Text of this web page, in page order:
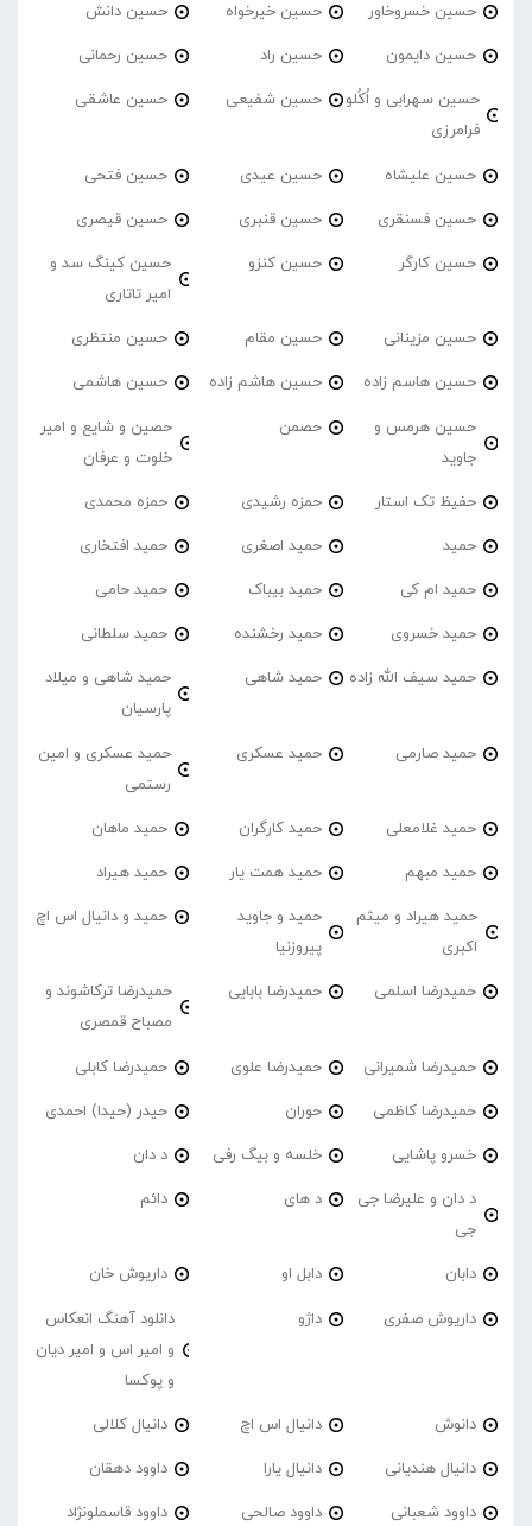
حسین خسروخاور حسین خیرخواه حسین دانش
حسین دایمون حسین راد حسین رحمانی
حسین سهرابی و اُکُلو
فرامرزی
حسین شفیعی حسین عاشقی
حسین علیشاه حسین عیدی حسین فتحی
حسین فسنقری حسین قنبری حسین قیصری
حسین کارگر حسین کنزو
حسین کینگ سد و
امیر تاتاری
حسین مزینانی حسین مقام حسین منتظری
حسین هاسم زاده حسین هاشم زاده حسین هاشمی
حسین هرمس و
جاوید
حصمن
حصین و شایع و امیر
خلوت و عرفان
حفیظ تک استار حمزه رشیدی حمزه محمدی
حمید حمید اصغری حمید افتخاری
حمید ام کی حمید بیباک حمید حامی
حمید خسروی حمید رخشنده حمید سلطانی
حمید سیف الله زاده حمید شاهی
حمید شاهی و میلاد
پارسیان
حمید صارمی حمید عسکری
حمید عسکری و امین
رستمی
حمید غلامعلی حمید کارگران حمید ماهان
حمید مبهم حمید همت یار حمید هیراد
حمید هیراد و میثم
اکبری
حمید و جاوید
پیروزنیا
حمید و دانیال اس اچ
حمیدرضا اسلمی حمیدرضا بابایی
حمیدرضا ترکاشوند و
مصباح قمصری
حمیدرضا شمیرانی حمیدرضا علوی حمیدرضا کابلی
حمیدرضا کاظمی حوران حیدر (حیدا) احمدی
خسرو پاشایی خلسه و بیگ رفی د دان
د دان و علیرضا جی
جی
د های دائم
دابان دابل او داریوش خان
داریوش صفری داژو
دانلود آهنگ انعکاس
و امیر اس و امیر دیان
و پوکسا
دانوش دانیال اس اچ دانیال کلالی
دانیال هندیانی دانیال یارا داوود دهقان
داوود شعبانی داوود صالحی داوود قاسملونژاد